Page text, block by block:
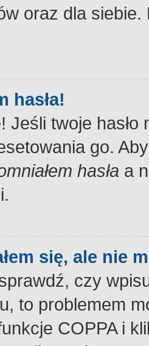
oraz dla
hasła!
Jeśli twoje
go.
hasła a
się, ale nie
czy
to problemem
COPPA i